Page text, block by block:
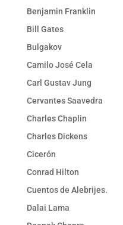
Benjamin Franklin
Bill Gates
Bulgakov
Camilo José Cela
Carl Gustav Jung
Cervantes Saavedra
Charles Chaplin
Charles Dickens
Cicerón
Conrad Hilton
Cuentos de Alebrijes.
Dalai Lama